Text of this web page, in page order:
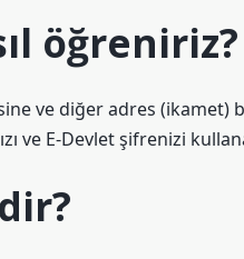
öğreniriz?
ve diğer adres (ikamet)
ve E-Devlet şifrenizi